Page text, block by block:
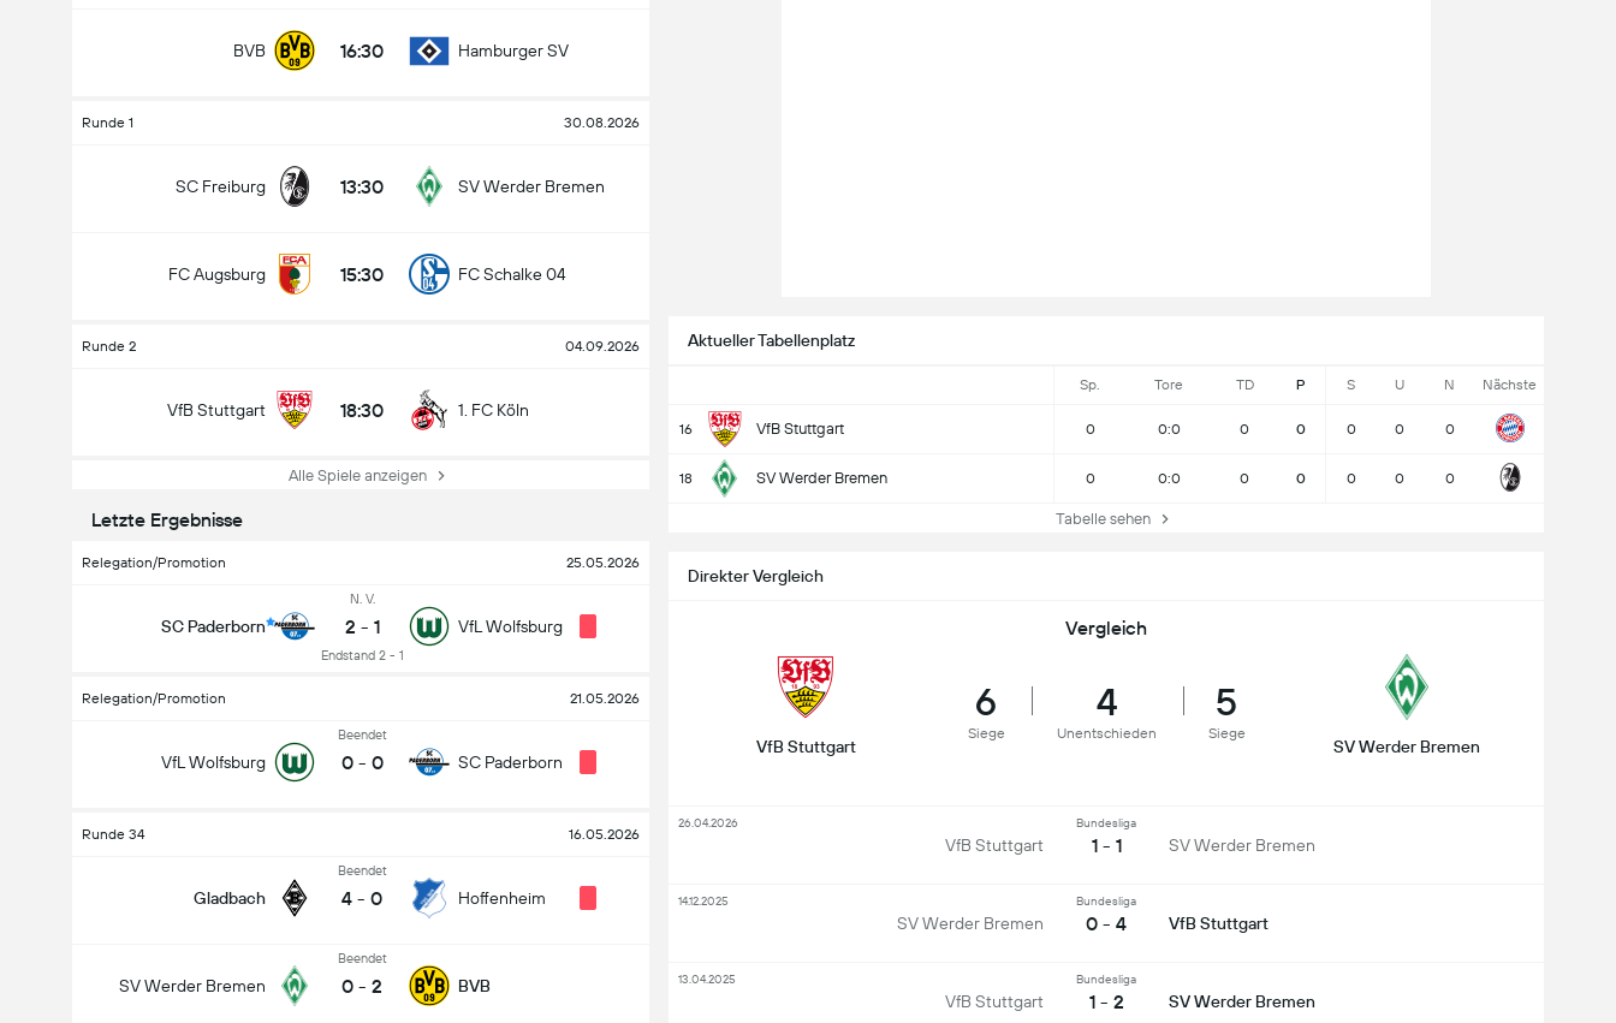
BVB 16:30 Hamburger SV
Runde 1 30.08.2026
SC Freiburg 13:30 SV Werder Bremen
FC Augsburg 15:30 FC Schalke 04
Runde 2 04.09.2026
VfB Stuttgart 18:30 1. FC Köln
Alle Spiele anzeigen
Letzte Ergebnisse
Relegation/Promotion 25.05.2026
SC Paderborn
N. V.
2 - 1
Endstand 2 - 1
VfL Wolfsburg
Relegation/Promotion 21.05.2026
VfL Wolfsburg
Beendet
0 - 0 SC Paderborn
Runde 34 16.05.2026
Gladbach
Beendet
4 - 0 Hoffenheim
SV Werder Bremen
Beendet
0 - 2 BVB
Aktueller Tabellenplatz
Sp. Tore TD P S U N Nächste
16 VfB Stuttgart 0 0:0 0 0 0 0 0
18 SV Werder Bremen 0 0:0 0 0 0 0 0
Tabelle sehen
Direkter Vergleich
Vergleich
VfB Stuttgart
6
Siege
4
Unentschieden
5
Siege
SV Werder Bremen
VfB Stuttgart
Bundesliga
1 - 1 SV Werder Bremen
26.04.2026
SV Werder Bremen
Bundesliga
0 - 4 VfB Stuttgart
14.12.2025
VfB Stuttgart
Bundesliga
1 - 2 SV Werder Bremen
13.04.2025